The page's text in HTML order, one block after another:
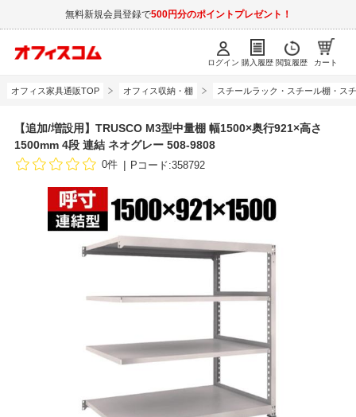
無料新規会員登録で500円分のポイントプレゼント！
ログイン 購入履歴 閲覧履歴 カート
オフィス家具通販TOP オフィス収納・棚 スチールラック・スチール棚・ス
【追加/増設用】TRUSCO M3型中量棚 幅1500×奥行921×高さ
1500mm 4段 連結 ネオグレー 508-9808
0件 Pコード:358792